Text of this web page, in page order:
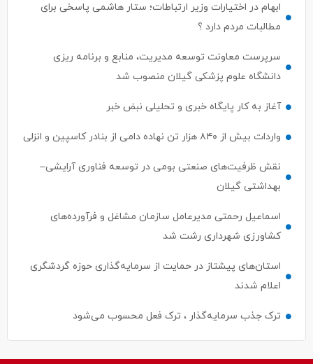
ابهام در اختیارات وزیر ارتباطات؛ ستار هاشمی پاسخی برای
مطالبات مردم دارد ؟
سرپرست معاونت توسعه مدیریت، منابع و برنامه ریزی
دانشگاه علوم پزشکی گیلان منصوب شد
آغاز به کار پایگاه خبری و تحلیلی نبض خبر
واردات بیش از ۸۴۰ هزار تن نهاده دامی از بنادر كاسپین و انزلی
نقش ظرفیت‌های صنعتی بومی در توسعه فناوری آرایشی–
بهداشتی گیلان
اسماعیل رحمتی مدیرعامل سازمان مشاغل و فرآورده‌های
کشاورزی شهرداری رشت شد
استان‌های پیشتاز در حمایت از سرمایه‌گذاری حوزه گردشگری
اعلام شدند
ترک جذب سرمایه‌گذار ، ترک فعل محسوب می‌شود